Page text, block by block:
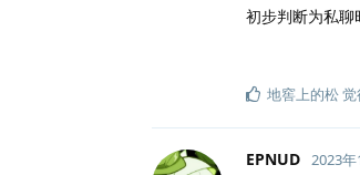
初步判断为私聊
地窖上的松觉
EPNUD 2023